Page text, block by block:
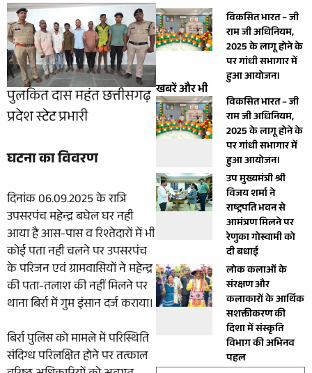
पुलकित दास महंत छत्तीसगढ़
प्रदेश स्टेट प्रभारी
घटना का विवरण
दिनांक 06.09.2025 के रात्रि
उपसरपंच महेन्द्र बघेल घर नही
आया है आस-पास व रिश्तेदारों में भी
कोई पता नही चलने पर उपसरपंच
के परिजन एवं ग्रामवासियों ने महेन्द्र
की पता-तलाश की नहीं मिलने पर
थाना बिर्रा में गुम इंसान दर्ज कराया।
बिर्रा पुलिस को मामले में परिस्थिति
संदिग्ध परिलक्षित होने पर तत्काल
विकसित भारत – जी
राम जी अधिनियम,
2025 के लागू होने के
पर गांधी सभागार में
हुआ आयोजन।
खबरें और भी
विकसित भारत – जी
राम जी अधिनियम,
2025 के लागू होने के
पर गांधी सभागार में
हुआ आयोजन।
उप मुख्यमंत्री श्री
विजय शर्मा ने
राष्ट्रपति भवन से
आमंत्रण मिलने पर
रेणुका गोस्वामी को
दी बधाई
लोक कलाओं के
संरक्षण और
कलाकारों के आर्थिक
सशक्तीकरण की
दिशा में संस्कृति
विभाग की अभिनव
पहल